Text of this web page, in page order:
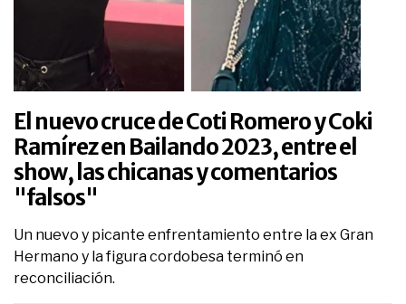
El nuevo cruce de Coti Romero y Coki
Ramírez en Bailando 2023, entre el
show, las chicanas y comentarios
"falsos"
Un nuevo y picante enfrentamiento entre la ex Gran
Hermano y la figura cordobesa terminó en
reconciliación.